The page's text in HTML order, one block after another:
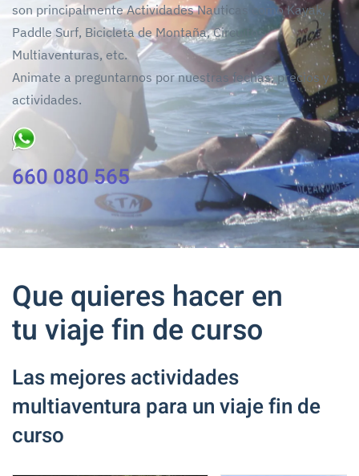
son principalmente Actividades Nauticas como Kayak,
Paddle Surf, Bicicleta de Montaña, Circuitos
Multiaventuras, etc.
Animate a preguntarnos por nuestras fechas, precios y
actividades.
660 080 565
Que quieres hacer en
tu viaje fin de curso
Las mejores actividades
multiaventura para un viaje fin de
curso